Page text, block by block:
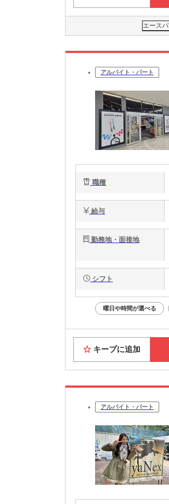
エース
アルバイト・パート
職種
給与
勤務地・面接地
シフト
曜日や時間が選べる
キープに追加
アルバイト・パート